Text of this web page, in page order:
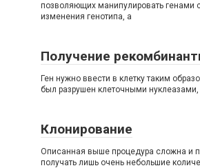
позволяющих манипулировать генами
изменения генотипа, а
Получение
Ген нужно ввести в клетку таким
был разрушен клеточными нуклеазами,
Клонирование
Описанная выше процедура сложна и
получать лишь очень небольшие